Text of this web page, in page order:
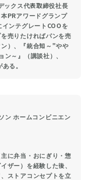
ックス代表取締役社長
PRアワードグランプ
ンテグレートCOOを
売りたければパンを売
）、『統合知～"やや
～』（講談社）、
る。
ン ホームコンビニエン
に弁当・おにぎり・惣
ザー）を経験した後、
ストアコンセプトを立